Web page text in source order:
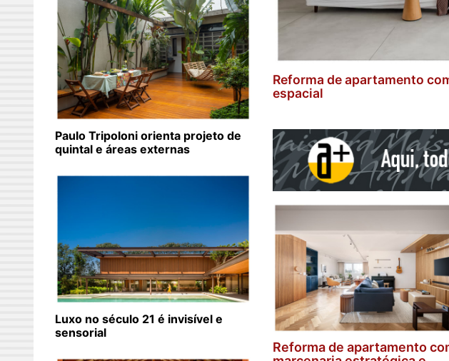
Reforma de apartamento
espacial
Reforma de apartamento
Paulo Tripoloni orienta projeto de
quintal e áreas externas
Luxo no século 21 é invisível e
sensorial